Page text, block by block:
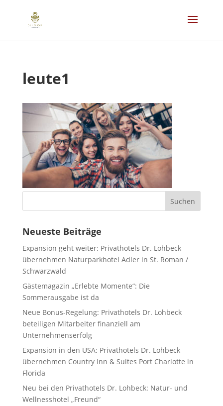
leute1
Neueste Beiträge
Expansion geht weiter: Privathotels Dr. Lohbeck
übernehmen Naturparkhotel Adler in St. Roman /
Schwarzwald
Gästemagazin „Erlebte Momente“: Die
Sommerausgabe ist da
Neue Bonus-Regelung: Privathotels Dr. Lohbeck
beteiligen Mitarbeiter finanziell am
Unternehmenserfolg
Expansion in den USA: Privathotels Dr. Lohbeck
übernehmen Country Inn & Suites Port Charlotte in
Florida
Neu bei den Privathotels Dr. Lohbeck: Natur- und
Wellnesshotel „Freund“